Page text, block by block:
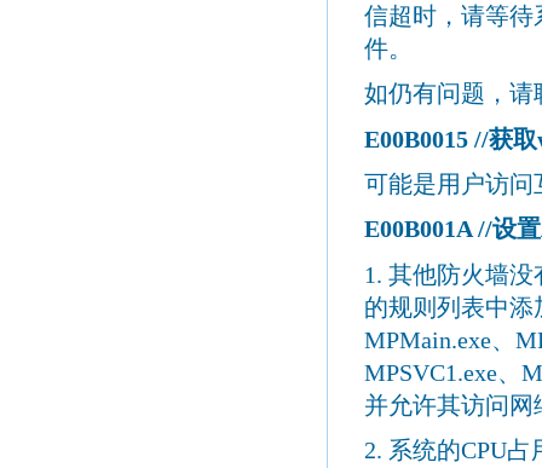
信超时，请等待
件。
如仍有问题，请
E00B0015 //获取
可能是用户访问
E00B001A//设
1. 其他防火墙没
的规则列表中
MPMain.exe、
MPSVC1.exe、
并允许其访问网
2. 系统的CPU占